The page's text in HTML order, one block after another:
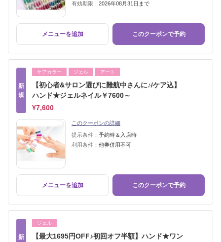
有効期限： 2026年08月31日まで
メニューを追加 このクーポンで予約
新
規
ケアカラー ジェル アート
【初心者&サロン選びに難航中さんに♪/ケア込】
ハンド★ジェルネイル￥7600～
¥7,600
このクーポンの詳細
提示条件： 予約時＆入店時
利用条件： 他券併用不可
メニューを追加 このクーポンで予約
新
ジェル
【最大1695円OFF♪初回オフ半額】ハンド★ワン